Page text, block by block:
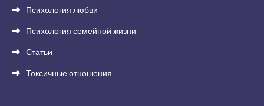
Психология любви
Психология семейной жизни
Статьи
Токсичные отношения